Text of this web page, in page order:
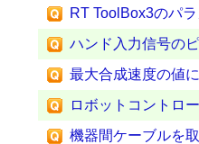
RT ToolBox3のパ
ハンド入力信号の
最大合成速度の値
ロボットコントロ
機器間ケーブルを